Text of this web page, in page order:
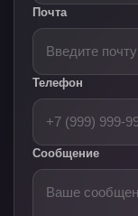
Почта
Телефон
Сообщение